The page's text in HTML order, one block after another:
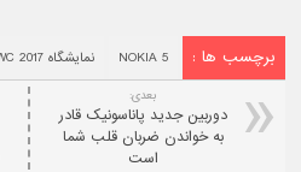
برچسب ها : NOKIA 5 نمایشگاه MWC 2017
بعدی:
دوربین جدید پاناسونیک قادر
به خواندن ضربان قلب شما
است